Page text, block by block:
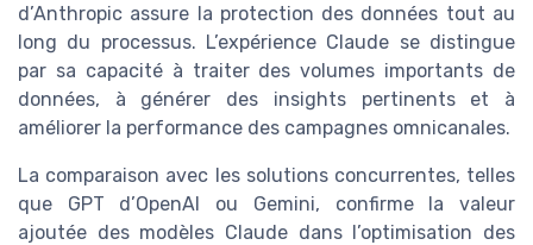
d’Anthropic assure la protection des données tout au
long du processus. L’expérience Claude se distingue
par sa capacité à traiter des volumes importants de
données, à générer des insights pertinents et à
améliorer la performance des campagnes omnicanales.
La comparaison avec les solutions concurrentes, telles
que GPT d’OpenAI ou Gemini, confirme la valeur
ajoutée des modèles Claude dans l’optimisation des